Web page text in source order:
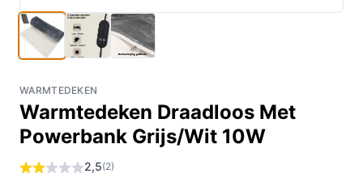
WARMTEDEKEN
Warmtedeken Draadloos Met
Powerbank Grijs/Wit 10W
2,5(2)